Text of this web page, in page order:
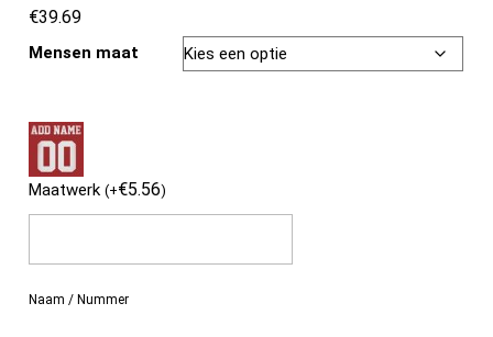
€39.69
Mensen maat
Maatwerk(+€5.56)
Naam / Nummer